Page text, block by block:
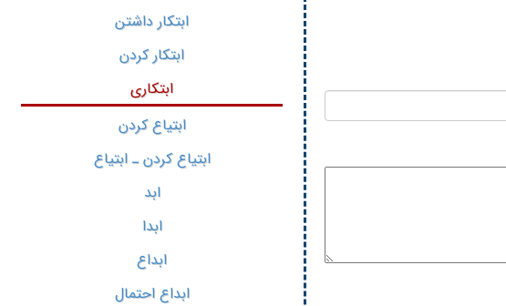
ابتکار داشتن
ابتکار کردن
ابتکاری
ابتیاع کردن
ابتیاع کردن ـ ابتیاع
ابد
ابدا
ابداع
ابداع احتمال